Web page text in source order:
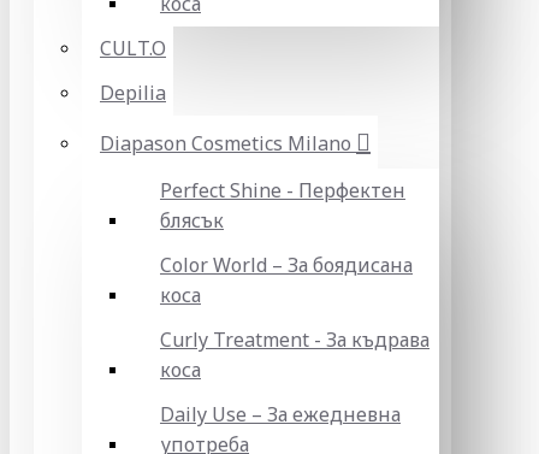
CULT.O
Depilia
Diapason Cosmetics Milano
Perfect Shine - Перфектен
блясък
Color World – За боядисана
коса
Curly Treatment - За къдрава
коса
Daily Use – За ежедневна
употреба